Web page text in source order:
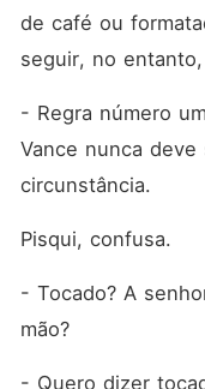
de café ou
seguir, no
- Regra número
Vance nunca
circunstância.
Pisqui, confusa.
- Tocado? A
mão?
- Quero dizer